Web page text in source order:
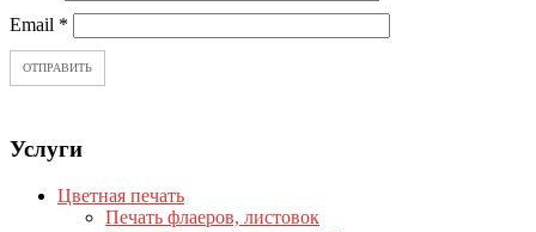
Email *
Услуги
Цветная печать
Печать флаеров, листовок